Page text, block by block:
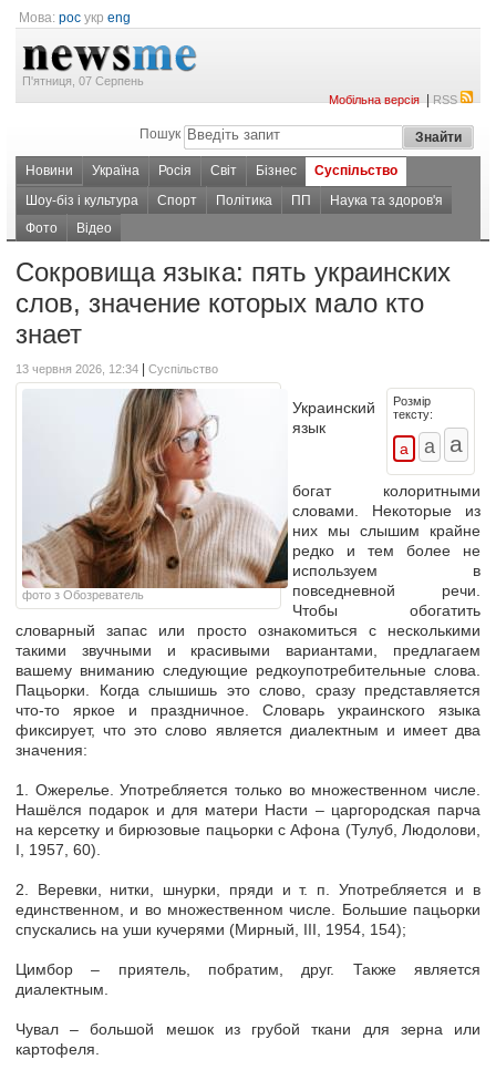
Мова: рос укр eng
П'ятниця, 07 Серпень
Мобільна версія|RSS
Пошук
Новини Україна Росія Світ Бізнес
Суспільство
Шоу-біз і культура
Спорт Політика ПП
Наука та здоров'я
Фото
Відео
Сокровища языка: пять украинских
слов, значение которых мало кто
знает
13 червня 2026, 12:34 Суспільство
фото з Обозреватель
Розмір
тексту:
Украинский
язык
богатколоритными
словами. Некоторые из
них мы слышим крайне
редко и тем более не
используем в
повседневной речи.
Чтобы обогатить
словарный запас или просто ознакомиться с несколькими
такими звучными и красивыми вариантами, предлагаем
вашему вниманию следующие редкоупотребительные слова.
Пацьорки. Когда слышишь это слово, сразу представляется
что-то яркое и праздничное
Словарь украинского языка
фиксирует, что это слово является диалектным и имеет два
значения:
1 . Ожерелье.Употребляется только во множественном числе.
Нашёлся подарок и для матери Насти –царгородская парча
на керсетку и бирюзовые пацьорки с Афона (Тулуб, Людолови,
І, 1957, 60).
2. Веревки, нитки, шнурки, пряди и т. п. Употребляется и в
единственном, и во множественном числе. Большие пацьорки
спускались на уши кучерями (Мирный, III, 1954, 154);
Цимбор – приятель, побратим, друг. Также является
диалектным.
Чувал –большой мешок из грубой ткани для зерна или
картофеля.